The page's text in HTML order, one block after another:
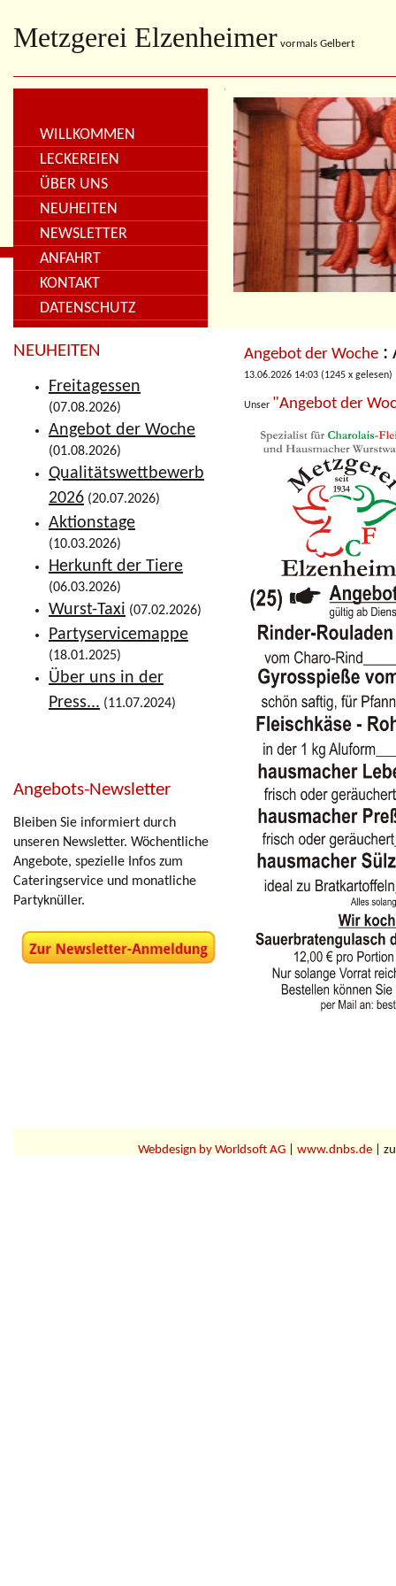
Metzgerei Elzenheimer vormals Gelbert
WILLKOMMEN
LECKEREIEN
ÜBER UNS
NEUHEITEN
NEWSLETTER
ANFAHRT
KONTAKT
DATENSCHUTZ
NEUHEITEN
Freitagessen
(07.08.2026)
Angebot der Woche
(01.08.2026)
Qualitätswettbewerb
2026 (20.07.2026)
Aktionstage
(10.03.2026)
Herkunft der Tiere
(06.03.2026)
Wurst-Taxi (07.02.2026)
Partyservicemappe
(18.01.2025)
Über uns in der
Press... (11.07.2024)
Angebots-Newsletter
Bleiben Sie informiert durch
unseren Newsletter. Wöchentliche
Angebote, spezielle Infos zum
Cateringservice und monatliche
Partyknüller.
Angebot der Woche :
13.06.2026 14:03 (1245 x gelesen)
Unser "Angebot der
Webdesign by Worldsoft AG| www.dnbs.de|